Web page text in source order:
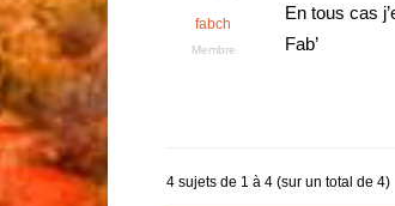
fabch
Membre
En tous cas
Fab’
4 sujets de 1 à 4 (sur un total de 4)